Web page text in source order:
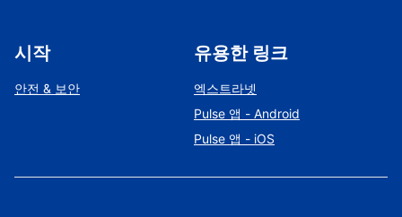
시작
안전 & 보안
유용한 링크
엑스트라넷
Pulse 앱 - Android
Pulse 앱 - iOS